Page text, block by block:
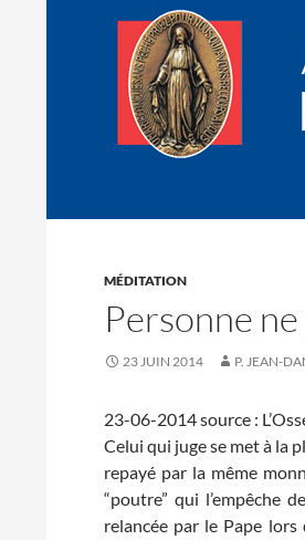
Association de la
MÉDITATION
Personne
23 JUIN 2014 P. JEAN-
23-06-2014 source :
Celui qui juge se met à la
repayé par la même
“poutre” qui l’empêche
relancée par le Pape